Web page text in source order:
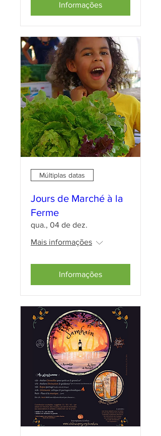
Informações
Múltiplas datas
Jours de Marché à la
Ferme
qua., 04 de dez.
Mais informações
Informações